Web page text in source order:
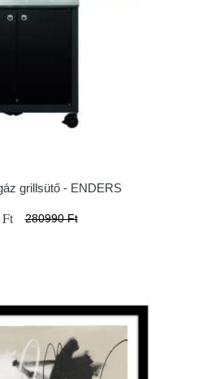
grillsütő - ENDERS
280990 Ft